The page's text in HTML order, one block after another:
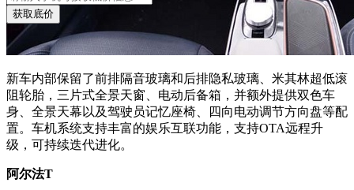
新车内部保留了前排隔音玻璃和后排隐私玻璃、米其林超低滚
阻轮胎，三片式全景天窗、电动后备箱，并额外提供双色车
身、全景天幕以及驾驶员记忆座椅、四向电动调节方向盘等配
置。车机系统支持丰富的娱乐互联功能，支持OTA远程升
级，可持续迭代进化。
阿尔法T
获取底价